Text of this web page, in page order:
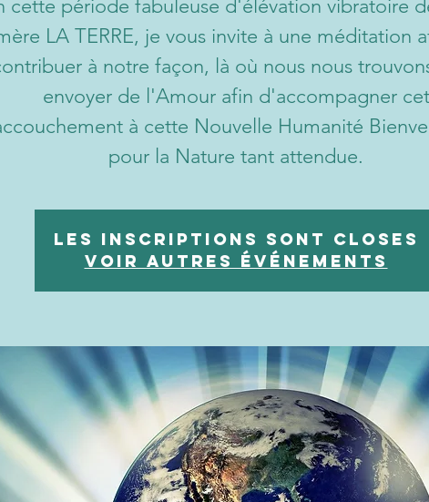
cette période fabuleuse d'élévation vibratoire
LA TERRE, je vous invite à une méditation
à notre façon, là où nous nous
envoyer de l'Amour afin d'accompagner cet
à cette Nouvelle Humanité
pour la Nature tant attendue.
Les inscriptions sont closes
Voir autres événements